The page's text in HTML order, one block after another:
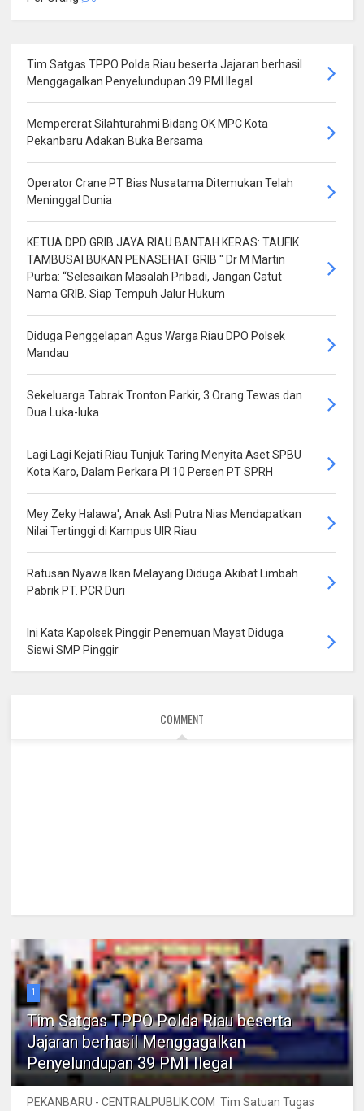
Tim Satgas TPPO Polda Riau beserta Jajaran berhasil
Menggagalkan Penyelundupan 39 PMI Ilegal
Mempererat Silahturahmi Bidang OK MPC Kota
Pekanbaru Adakan Buka Bersama
Operator Crane PT Bias Nusatama Ditemukan Telah
Meninggal Dunia
KETUA DPD GRIB JAYA RIAU BANTAH KERAS: TAUFIK
TAMBUSAI BUKAN PENASEHAT GRIB " Dr M Martin
Purba: “Selesaikan Masalah Pribadi, Jangan Catut
Nama GRIB. Siap Tempuh Jalur Hukum
Diduga Penggelapan Agus Warga Riau DPO Polsek
Mandau
Sekeluarga Tabrak Tronton Parkir, 3 Orang Tewas dan
Dua Luka-luka
Lagi Lagi Kejati Riau Tunjuk Taring Menyita Aset SPBU
Kota Karo, Dalam Perkara PI 10 Persen PT SPRH
Mey Zeky Halawa', Anak Asli Putra Nias Mendapatkan
Nilai Tertinggi di Kampus UIR Riau
Ratusan Nyawa Ikan Melayang Diduga Akibat Limbah
Pabrik PT. PCR Duri
Ini Kata Kapolsek Pinggir Penemuan Mayat Diduga
Siswi SMP Pinggir
COMMENT
1
Tim Satgas TPPO Polda Riau beserta
Jajaran berhasil Menggagalkan
Penyelundupan 39 PMI Ilegal
PEKANBARU - CENTRALPUBLIK.COM Tim Satuan Tugas